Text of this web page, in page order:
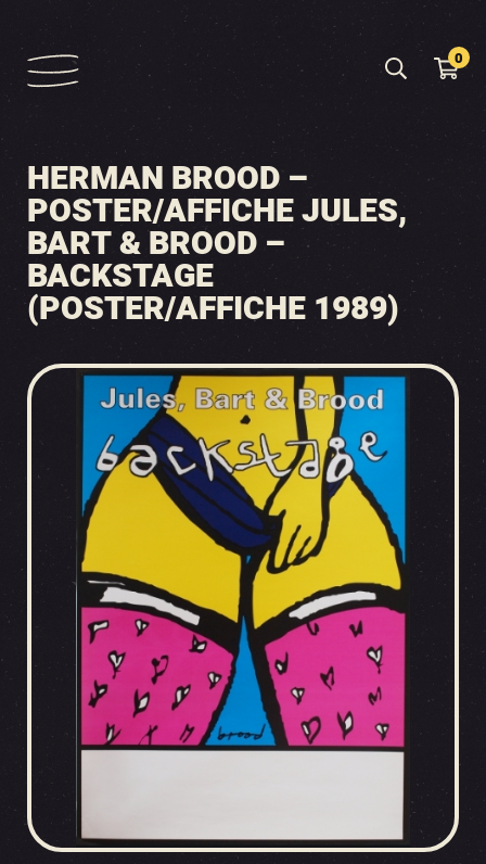
0
HERMAN BROOD –
POSTER/AFFICHE JULES,
BART & BROOD –
BACKSTAGE
(POSTER/AFFICHE 1989)